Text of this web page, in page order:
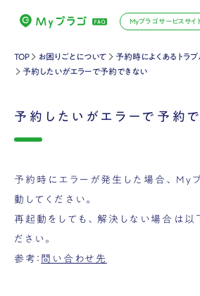
Myプラゴサービスサイ
TOP お困りごとについて
予約時によくあるトラブ
予約したいがエラーで予約できない
予約したいがエラーで予約
予約時にエラーが発生した場合、My
動してください。
再起動をしても、解決しない場合は以
ださい。
参考： 問い合わせ先